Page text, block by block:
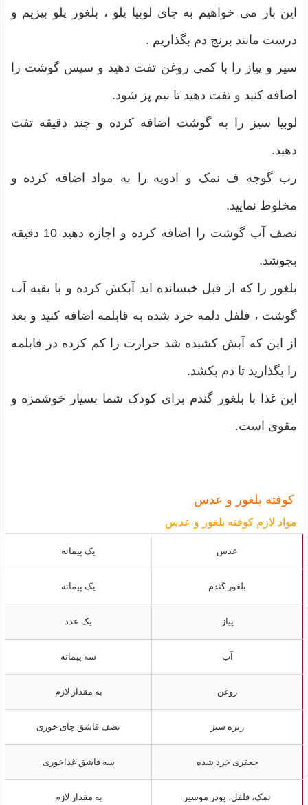
این بار می خواهیم به جای لوبیا پلو ، بلغور پلو بپزیم و
درست مانند برنج دم بگذاریم .
سیر و پیاز را با کمی روغن تفت دهید و سپس گوشت را
اضافه کنید و تفت دهید تا نیم پز شود.
لوبیا سیز را به گوشت اضافه کرده و چند دقیقه تفت
دهید.
رب گوجه ف نمک و ادویه را به مواد اضافه کرده و
مخلوط نمایید.
نصف آب گوشت را اضافه کرده و اجازه دهید 10 دقیقه
بجوشد.
بلغور را که از قبل خیسانده اید آبکش کرده و با بقیه آب
گوشت ، فلفل دلمه خرد شده به قابلمه اضافه کنید و بعد
از این که آبش کشیده شد حرارت را کم کرده در قابلمه
را بگذارید تا دم بکشد.
این غذا با بلغور گندم برای کودک شما بسیار خوشمزه و
مقوی است.
کوفته بلغور و عدس
مواد لازم کوفته بلغور و عدس
عدس یک پیمانه
بلغور گندم یک پیمانه
پیاز یک عدد
آب سه پیمانه
روغن به مقدار لازم
زیره سیز نصف قاشق چای خوری
جعفری خرد شده سه قاشق غذاخوری
نمک، فلفل، پودر موسیر به مقدار لازم